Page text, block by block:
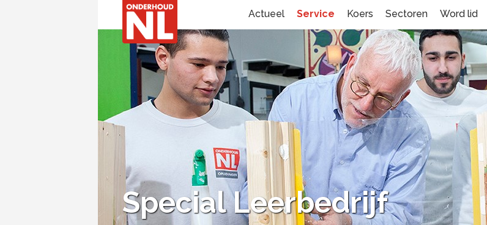
Actueel Service Koers Sectoren Word lid
Special Leerbedrijf